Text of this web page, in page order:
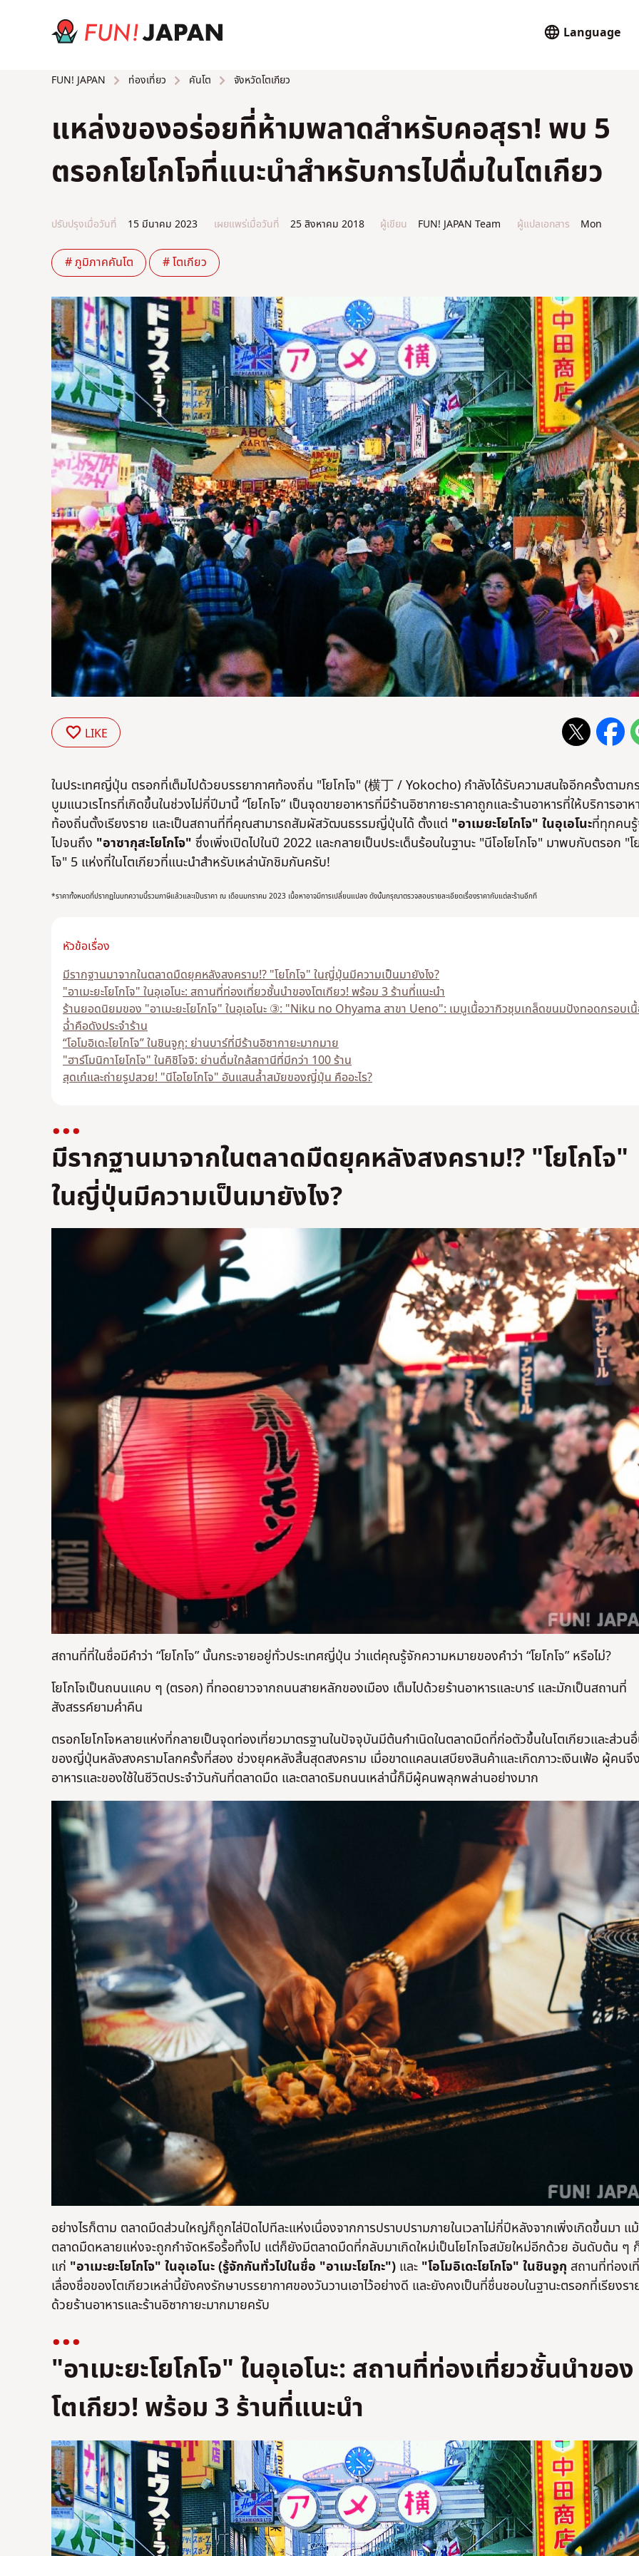
Language
FUN! JAPAN ท่องเที่ยว คันโต จังหวัดโตเกียว
แหล่งของอร่อยที่ห้ามพลาดสำหรับคอสุรา! พบ 5
ตรอกโยโกโจที่แนะนำสำหรับการไปดื่มในโตเกียว
ปรับปรุงเมื่อวันที่ 15 มีนาคม 2023 เผยแพร่เมื่อวันที่ 25 สิงหาคม 2018 ผู้เขียน FUN! JAPAN Team ผู้แปลเอกสาร Mon
# ภูมิภาคคันโต # โตเกียว
LIKE
ในประเทศญี่ปุ่น ตรอกที่เต็มไปด้วยบรรยากาศท้องถิ่น "โยโกโจ" (横丁 / Yokocho) กำลังได้รับความสนใจอีกครั้งตามก
บูมแนวเรโทรที่เกิดขึ้นในช่วงไม่กี่ปีมานี้ “โยโกโจ” เป็นจุดขายอาหารที่มีร้านอิซากายะราคาถูกและร้านอาหารที่ให้บริการอาห
ท้องถิ่นตั้งเรียงราย และเป็นสถานที่ที่คุณสามารถสัมผัสวัฒนธรรมญี่ปุ่นได้ ตั้งแต่ "อาเมยะโยโกโจ" ในอุเอโนะที่ทุกคน
ไปจนถึง "อาซากุสะโยโกโจ" ซึ่งเพิ่งเปิดไปในปี 2022 และกลายเป็นประเด็นร้อนในฐานะ "นีโอโยโกโจ" มาพบกับตรอก "โ
โจ" 5 แห่งที่ในโตเกียวที่แนะนำสำหรับเหล่านักชิมกันครับ!
*ราคาทั้งหมดที่ปรากฏในบทความนี้รวมภาษีแล้วและเป็นราคา ณ เดือนมกราคม 2023 เนื้อหาอาจมีการเปลี่ยนแปลง ดังนั้นกรุณาตรวจสอบรายละเอียดเรื่องราคากับแต่ละร้านอีกที
หัวข้อเรื่อง
มีรากฐานมาจากในตลาดมืดยุคหลังสงคราม!? "โยโกโจ" ในญี่ปุ่นมีความเป็นมายังไง?
"อาเมะยะโยโกโจ" ในอุเอโนะ: สถานที่ท่องเที่ยวชั้นนำของโตเกียว! พร้อม 3 ร้านที่แนะนำ
ร้านยอดนิยมของ "อาเมะยะโยโกโจ" ในอุเอโนะ ③: "Niku no Ohyama สาขา Ueno": เมนูเนื้อวากิวชุบเกล็ดขนมปังทอดกรอบเ
ฉ่ำคือดังประจำร้าน
“โอโมอิเดะโยโกโจ” ในชินจูกุ: ย่านบาร์ที่มีร้านอิซากายะมากมาย
"ฮาร์โมนิกาโยโกโจ" ในคิชิโจจิ: ย่านดื่มใกล้สถานีที่มีกว่า 100 ร้าน
สุดเก๋และถ่ายรูปสวย! "นีโอโยโกโจ" อันแสนล้ำสมัยของญี่ปุ่น คืออะไร?
มีรากฐานมาจากในตลาดมืดยุคหลังสงคราม!? "โยโกโจ"
ในญี่ปุ่นมีความเป็นมายังไง?
สถานที่ที่ในชื่อมีคำว่า “โยโกโจ” นั้นกระจายอยู่ทั่วประเทศญี่ปุ่น ว่าแต่คุณรู้จักความหมายของคำว่า “โยโกโจ” หรือไม่?
โยโกโจเป็นถนนแคบ ๆ (ตรอก) ที่ทอดยาวจากถนนสายหลักของเมือง เต็มไปด้วยร้านอาหารและบาร์ และมักเป็นสถานที่
สังสรรค์ยามค่ำคืน
ตรอกโยโกโจหลายแห่งที่กลายเป็นจุดท่องเที่ยวมาตรฐานในปัจจุบันมีต้นกำเนิดในตลาดมืดที่ก่อตัวขึ้นในโตเกียวและส่วน
ของญี่ปุ่นหลังสงครามโลกครั้งที่สอง ช่วงยุคหลังสิ้นสุดสงคราม เมื่อขาดแคลนเสบียงสินค้าและเกิดภาวะเงินเฟ้อ ผู้คนจึ
อาหารและของใช้ในชีวิตประจำวันกันที่ตลาดมืด และตลาดริมถนนเหล่านี้ก็มีผู้คนพลุกพล่านอย่างมาก
อย่างไรก็ตาม ตลาดมืดส่วนใหญ่ก็ถูกไล่ปิดไปทีละแห่งเนื่องจากการปราบปรามภายในเวลาไม่กี่ปีหลังจากเพิ่งเกิดขึ้นมา แ
ตลาดมืดหลายแห่งจะถูกกำจัดหรือรื้อทิ้งไป แต่ก็ยังมีตลาดมืดที่กลับมาเกิดใหม่เป็นโยโกโจสมัยใหม่อีกด้วย อันดับต้น ๆ
แก่ "อาเมะยะโยโกโจ" ในอุเอโนะ (รู้จักกันทั่วไปในชื่อ "อาเมะโยโกะ")และ "โอโมอิเดะโยโกโจ" ในชินจูกุ สถานที่ท่องเ
เลื่องชื่อของโตเกียวเหล่านี้ยังคงรักษาบรรยากาศของวันวานเอาไว้อย่างดี และยังคงเป็นที่ชื่นชอบในฐานะตรอกที่เรียงรา
ด้วยร้านอาหารและร้านอิซากายะมากมายครับ
"อาเมะยะโยโกโจ" ในอุเอโนะ: สถานที่ท่องเที่ยวชั้นนำของ
โตเกียว! พร้อม 3 ร้านที่แนะนำ
ไม่ใช่
ไม่ใช่